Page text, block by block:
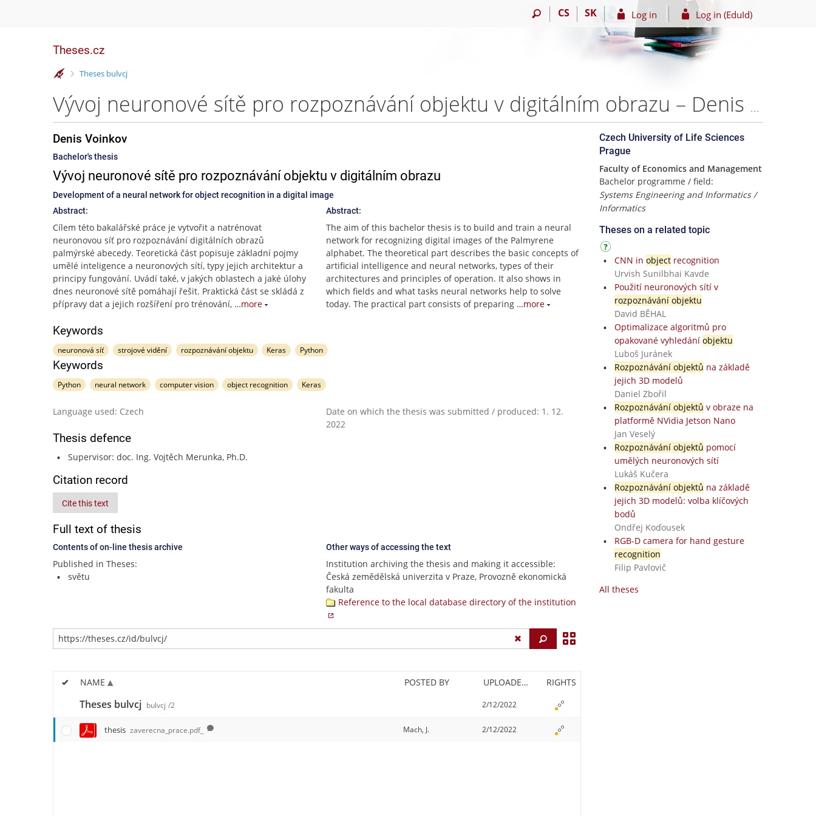
CS SK Log in Log in (EduId)
Theses.cz
>
Theses bulvcj
Vývoj neuronové sítě pro rozpoznávání objektu v digitálním obrazu – Denis Voinkov
Denis Voinkov
Bachelor's thesis
Vývoj neuronové sítě pro rozpoznávání objektu v digitálním obrazu
Development of a neural network for object recognition in a digital image
Abstract:
Cílem této bakalářské práce je vytvořit a natrénovat
neuronovou síť pro rozpoznávání digitálních obrazů
palmýrské abecedy. Teoretická část popisuje základní pojmy
umělé inteligence a neuronových sítí, typy jejich architektur a
principy fungování. Uvádí také, v jakých oblastech a jaké úlohy
dnes neuronové sítě pomáhají řešit. Praktická část se skládá z
přípravy dat a jejich rozšíření pro trénování, …more
Abstract:
The aim of this bachelor thesis is to build and train a neural
network for recognizing digital images of the Palmyrene
alphabet. The theoretical part describes the basic concepts of
artificial intelligence and neural networks, types of their
architectures and principles of operation. It also shows in
which fields and what tasks neural networks help to solve
today. The practical part consists of preparing …more
Keywords
neuronová síť strojové vidění rozpoznávání objektu Keras Python
Keywords
Python neural network computer vision object recognition Keras
Language used: Czech
Date on which the thesis was submitted / produced: 1. 12.
2022
Thesis defence
Supervisor: doc. Ing. Vojtěch Merunka, Ph.D.
Citation record
Cite this text
Full text of thesis
Contents of on-line thesis archive
Published in Theses:
světu
Other ways of accessing the text
Institution archiving the thesis and making it accessible:
Česká zemědělská univerzita v Praze, Provozně ekonomická
fakulta
Reference to the local database directory of the institution
Czech University of Life Sciences
Prague
Faculty of Economics and Management
Bachelor programme / field:
Systems Engineering and Informatics /
Informatics
Theses on a related topic
CNN in objectrecognition
Urvish Sunilbhai Kavde
Použití neuronových sítí v
rozpoznávání objektu
David BĚHAL
Optimalizace algoritmů pro
opakované vyhledání objektu
Luboš Juránek
Rozpoznávání objektů na základě
jejich 3D modelů
Daniel Zbořil
Rozpoznávání objektů v obraze na
platformě NVidia Jetson Nano
Jan Veselý
Rozpoznávání objektů pomocí
umělých neuronových sítí
Lukáš Kučera
Rozpoznávání objektů na základě
jejich 3D modelů: volba klíčových
bodů
Ondřej Koďousek
RGB-D camera for hand gesture
recognition
Filip Pavlovič
All theses
Find
NAME POSTED BY UPLOADED/CREATED RIGHTS
Theses bulvcj bulvcj /2 2/12/2022
thesis zaverecna_prace.pdf_ Mach, J. 2/12/2022